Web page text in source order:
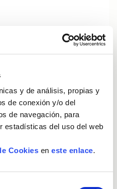
y de análisis, propias y
de conexión y/o del
de navegación, para
estadísticas del uso del web
Cookies en este enlace.